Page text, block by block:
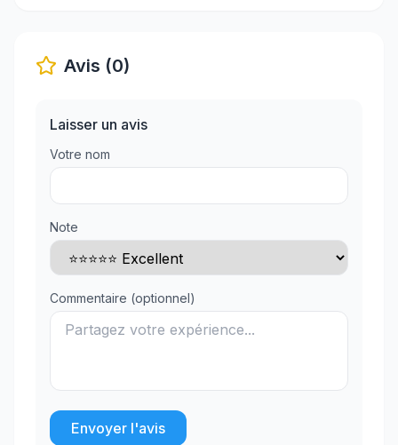
Avis (0)
Laisser un avis
Votre nom
Note
Commentaire (optionnel)
Envoyer l'avis